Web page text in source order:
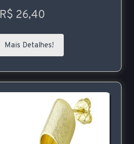
R$ 26,40
Mais Detalhes!